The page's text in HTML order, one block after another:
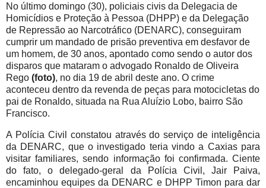
No último domingo (30), policiais civis da Delegacia de
Homicídios e Proteção à Pessoa (DHPP) e da Delegação
de Repressão ao Narcotráfico (DENARC), conseguiram
cumprir um mandado de prisão preventiva em desfavor de
um homem, de 30 anos, apontado como sendo o autor dos
disparos que mataram o advogado Ronaldo de Oliveira
Rego (foto), no dia 19 de abril deste ano. O crime
aconteceu dentro da revenda de peças para motocicletas do
pai de Ronaldo, situada na Rua Aluízio Lobo, bairro São
Francisco.
A Polícia Civil constatou através do serviço de inteligência
da DENARC, que o investigado teria vindo a Caxias para
visitar familiares, sendo informação foi confirmada. Ciente
do fato, o delegado-geral da Polícia Civil, Jair Paiva,
encaminhou equipes da DENARC e DHPP Timon para dar